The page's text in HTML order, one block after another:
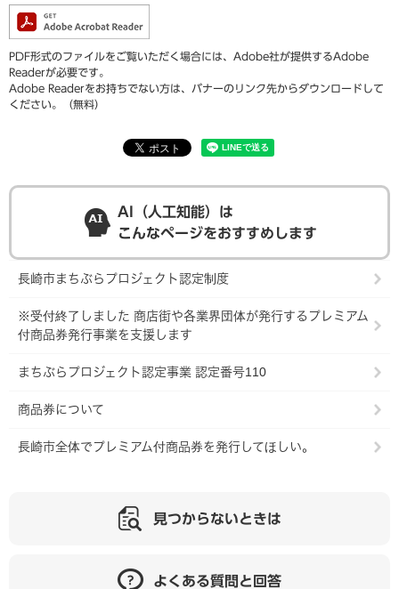
PDF形式のファイルをご覧いただく場合には、Adobe社が提供するAdobe
Readerが必要です。
Adobe Readerをお持ちでない方は、バナーのリンク先からダウンロードして
ください。（無料）
AI（人工知能）は
こんなページをおすすめします
長崎市まちぶらプロジェクト認定制度
※受付終了しました 商店街や各業界団体が発行するプレミアム
付商品券発行事業を支援します
まちぶらプロジェクト認定事業 認定番号110
商品券について
長崎市全体でプレミアム付商品券を発行してほしい。
見つからないときは
よくある質問と回答